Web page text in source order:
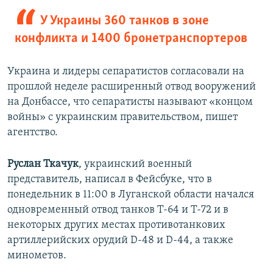
У Украины 360 танков в зоне
конфликта и 1400 бронетранспортеров
Украина и лидеры сепаратистов согласовали на
прошлой неделе расширенный отвод вооружений
на Донбассе, что сепаратисты называют «концом
войны» с украинским правительством, пишет
агентство.
Руслан Ткачук, украинский военный
представитель, написал в Фейсбуке, что в
понедельник в 11:00 в Луганской области начался
одновременный отвод танков Т-64 и Т-72 и в
некоторых других местах противотанкових
артиллерийских орудий D-48 и D-44, а также
минометов.